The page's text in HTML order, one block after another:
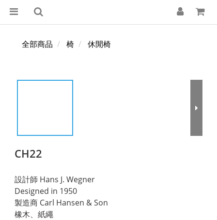
全部商品 椅 休閒椅
CH22
設計師 Hans J. Wegner
Designed in 1950
製造商 Carl Hansen & Son
橡木、紙繩